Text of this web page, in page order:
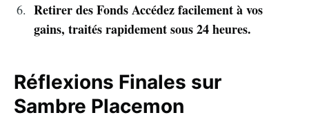
Retirer des Fonds Accédez facilement à vos
gains, traités rapidement sous 24 heures.
Réflexions Finales sur
Sambre Placemon